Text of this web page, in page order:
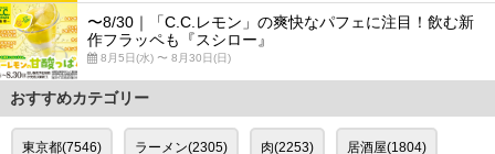
〜8/30｜「C.C.レモン」の爽快なパフェに注目！飲む新
作フラッペも『スシロー』
8月5日(水) 〜 8月30日(日)
おすすめカテゴリー
東京都(7546) ラーメン(2305) 肉(2253) 居酒屋(1804)